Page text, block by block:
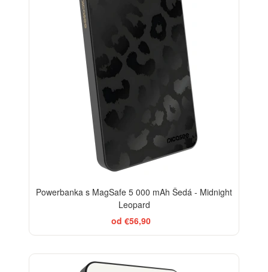
Powerbanka s MagSafe 5 000 mAh Šedá - Midnight
Leopard
od €56,90